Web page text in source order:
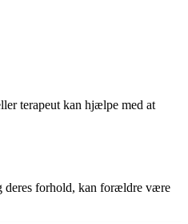
terapeut kan hjælpe med at
deres forhold, kan forældre være